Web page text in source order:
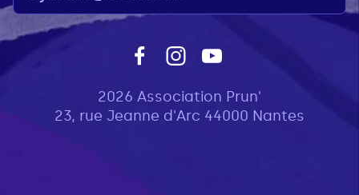
2026 Association Prun'
23, rue Jeanne d'Arc 44000 Nantes